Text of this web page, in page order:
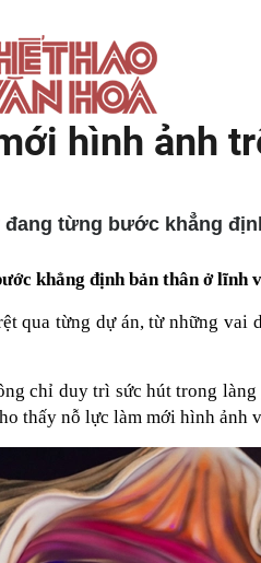
hình ảnh
từng bước khẳng
khẳng định bản thân ở lĩnh
từng dự án, từ những vai
chỉ duy trì sức hút trong
thấy nỗ lực làm mới hình ảnh